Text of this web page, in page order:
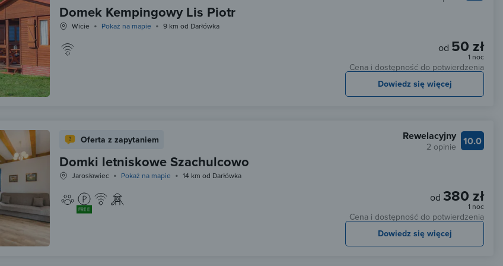
Domek Kempingowy Lis Piotr
Wicie Pokaż na mapie 9 km od Darłówka
od 50 zł
1 noc
Cena i dostępność do potwierdzenia
Dowiedz się więcej
Oferta z zapytaniem
Domki letniskowe Szachulcowo
Jarosławiec Pokaż na mapie 14 km od Darłówka
FREE
10.0
Rewelacyjny
2 opinie
od 380 zł
1 noc
Cena i dostępność do potwierdzenia
Dowiedz się więcej